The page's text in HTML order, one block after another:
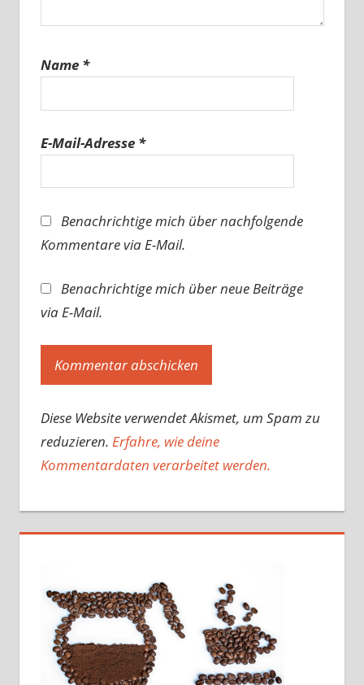
Name *
E-Mail-Adresse *
Benachrichtige mich über nachfolgende
Kommentare via E-Mail.
Benachrichtige mich über neue Beiträge
via E-Mail.
Diese Website verwendet Akismet, um Spam zu
reduzieren. Erfahre, wie deine
Kommentardaten verarbeitet werden.